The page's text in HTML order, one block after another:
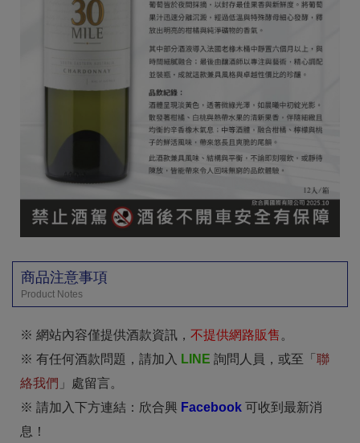
商品注意事項
Product Notes
※ 網站內容僅提供酒款資訊， 不提供網路販售 。
※ 有任何酒款問題，請加入
LINE 詢問人員，或至「 聯
絡我們 」處留言。
※ 請加入下方連結：欣合興 Facebook 可收到最新消
息！